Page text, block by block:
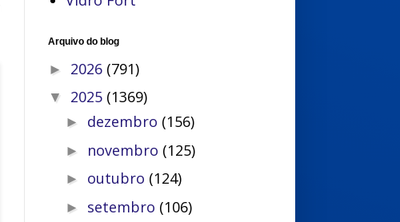
Arquivo do blog
► 2026 (791)
▼ 2025 (1369)
► dezembro (156)
► novembro (125)
► outubro (124)
► setembro (106)